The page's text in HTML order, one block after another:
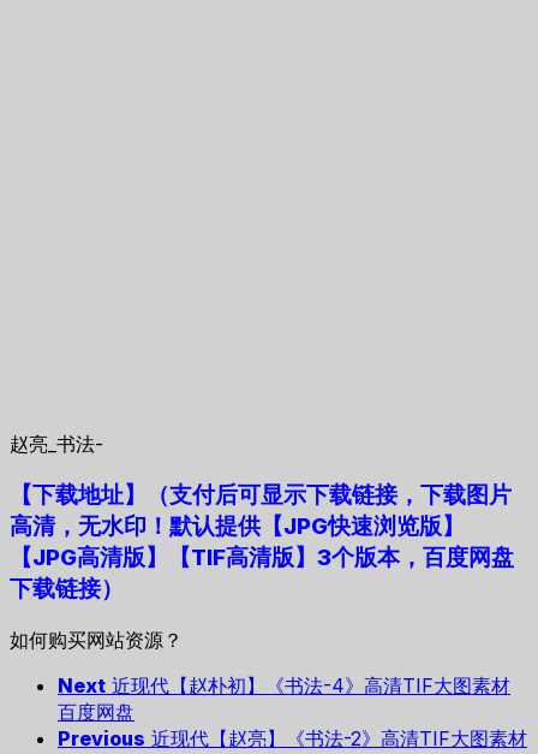
赵亮_书法-
【下载地址】
（支付后可显示下载链接，下载图片
高清，无水印！默认提供【JPG快速浏览版】
【JPG高清版】【TIF高清版】3个版本，百度网盘
下载链接）
如何购买网站资源？
Next 近现代【赵朴初】《书法-4》高清TIF大图素材
百度网盘
Previous 近现代【赵亮】《书法-2》高清TIF大图素材